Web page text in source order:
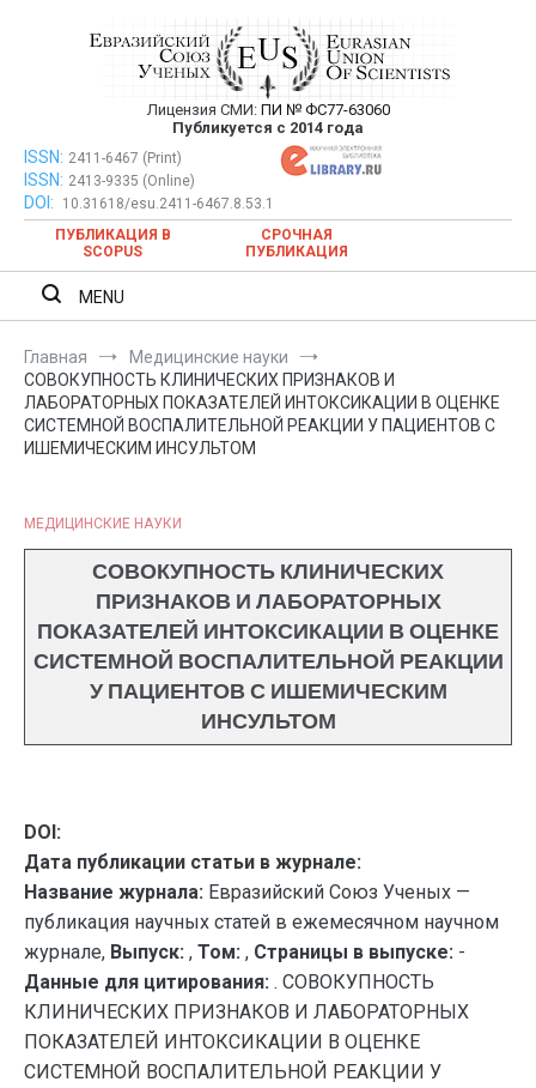
Евразийский Союз Ученых —
публикация научных статей в
ежемесячном научном журнале
Лицензия СМИ: ПИ № ФС77-63060
Публикуется с 2014 года
Евразийский Союз Ученых — публикация научных статей в
ежемесячном научном журнале
ISSN: 2411-6467 (Print)
ISSN: 2413-9335 (Online)
DOI:
10.31618/esu.2411-6467.8.53.1
ПУБЛИКАЦИЯ В
SCOPUS
СРОЧНАЯ
ПУБЛИКАЦИЯ
MENU
Главная
Медицинские науки
СОВОКУПНОСТЬ КЛИНИЧЕСКИХ ПРИЗНАКОВ И
ЛАБОРАТОРНЫХ ПОКАЗАТЕЛЕЙ ИНТОКСИКАЦИИ В ОЦЕНКЕ
СИСТЕМНОЙ ВОСПАЛИТЕЛЬНОЙ РЕАКЦИИ У ПАЦИЕНТОВ С
ИШЕМИЧЕСКИМ ИНСУЛЬТОМ
МЕДИЦИНСКИЕ НАУКИ
СОВОКУПНОСТЬ КЛИНИЧЕСКИХ
ПРИЗНАКОВ И ЛАБОРАТОРНЫХ
ПОКАЗАТЕЛЕЙ ИНТОКСИКАЦИИ В ОЦЕНКЕ
СИСТЕМНОЙ ВОСПАЛИТЕЛЬНОЙ РЕАКЦИИ
У ПАЦИЕНТОВ С ИШЕМИЧЕСКИМ
ИНСУЛЬТОМ
DOI:
Дата публикации статьи в журнале:
Название журнала: Евразийский Союз Ученых —
публикация научных статей в ежемесячном научном
журнале, Выпуск: , Том: , Страницы в выпуске: -
Данные для цитирования: . СОВОКУПНОСТЬ
КЛИНИЧЕСКИХ ПРИЗНАКОВ И ЛАБОРАТОРНЫХ
ПОКАЗАТЕЛЕЙ ИНТОКСИКАЦИИ В ОЦЕНКЕ
СИСТЕМНОЙ ВОСПАЛИТЕЛЬНОЙ РЕАКЦИИ У